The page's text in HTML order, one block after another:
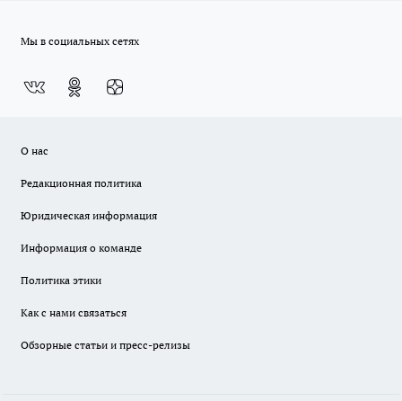
Мы в социальных сетях
О нас
Редакционная политика
Юридическая информация
Информация о команде
Политика этики
Как с нами связаться
Обзорные статьи и пресс-релизы